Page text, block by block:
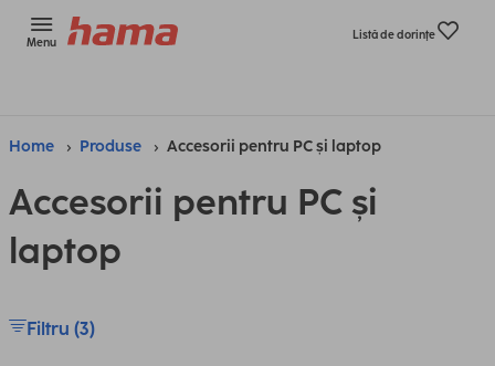
Menu
Listă de dorinţe
Home Produse Accesorii pentru PC și laptop
Accesorii pentru PC și
laptop
Filtru (3)